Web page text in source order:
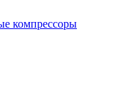
компрессоры